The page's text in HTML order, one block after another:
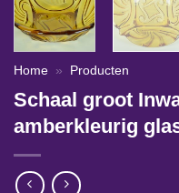
Home » Producten
Schaal groot
amberkleurig